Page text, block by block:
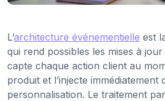
L’architecture événementielle est
qui rend possibles les mises à
capte chaque action client au
produit et l’injecte immédiatement
personnalisation. Le traitement